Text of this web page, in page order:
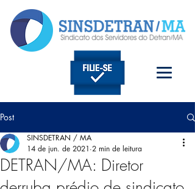
Post
DETRAN/MA: Diretor
SINSDETRAN / MA
14 de jun. de 2021 2 min de leitura